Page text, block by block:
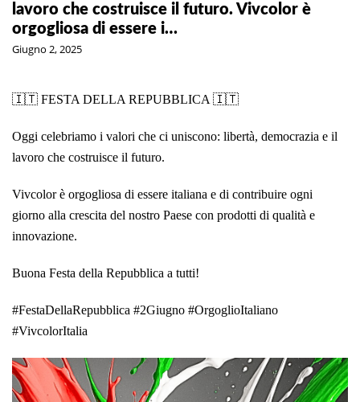
lavoro che costruisce il futuro. Vivcolor è
orgogliosa di essere i…
Giugno 2, 2025
🇮🇹 FESTA DELLA REPUBBLICA 🇮🇹
Oggi celebriamo i valori che ci uniscono: libertà, democrazia e il
lavoro che costruisce il futuro.
Vivcolor è orgogliosa di essere italiana e di contribuire ogni
giorno alla crescita del nostro Paese con prodotti di qualità e
innovazione.
Buona Festa della Repubblica a tutti!
#FestaDellaRepubblica #2Giugno #OrgoglioItaliano
#VivcolorItalia